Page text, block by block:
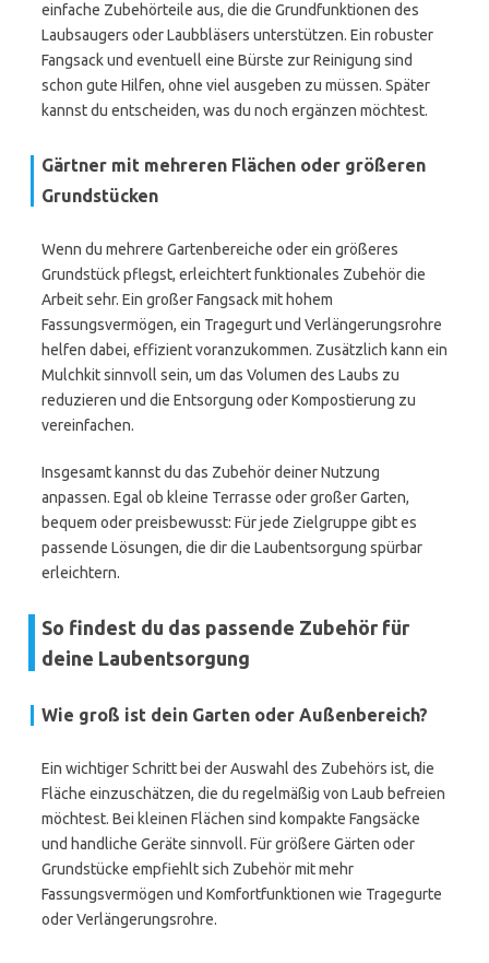
einfache Zubehörteile aus, die die Grundfunktionen des
Laubsaugers oder Laubbläsers unterstützen. Ein robuster
Fangsack und eventuell eine Bürste zur Reinigung sind
schon gute Hilfen, ohne viel ausgeben zu müssen. Später
kannst du entscheiden, was du noch ergänzen möchtest.
Gärtner mit mehreren Flächen oder größeren
Grundstücken
Wenn du mehrere Gartenbereiche oder ein größeres
Grundstück pflegst, erleichtert funktionales Zubehör die
Arbeit sehr. Ein großer Fangsack mit hohem
Fassungsvermögen, ein Tragegurt und Verlängerungsrohre
helfen dabei, effizient voranzukommen. Zusätzlich kann ein
Mulchkit sinnvoll sein, um das Volumen des Laubs zu
reduzieren und die Entsorgung oder Kompostierung zu
vereinfachen.
Insgesamt kannst du das Zubehör deiner Nutzung
anpassen. Egal ob kleine Terrasse oder großer Garten,
bequem oder preisbewusst: Für jede Zielgruppe gibt es
passende Lösungen, die dir die Laubentsorgung spürbar
erleichtern.
So findest du das passende Zubehör für
deine Laubentsorgung
Wie groß ist dein Garten oder Außenbereich?
Ein wichtiger Schritt bei der Auswahl des Zubehörs ist, die
Fläche einzuschätzen, die du regelmäßig von Laub befreien
möchtest. Bei kleinen Flächen sind kompakte Fangsäcke
und handliche Geräte sinnvoll. Für größere Gärten oder
Grundstücke empfiehlt sich Zubehör mit mehr
Fassungsvermögen und Komfortfunktionen wie Tragegurte
oder Verlängerungsrohre.